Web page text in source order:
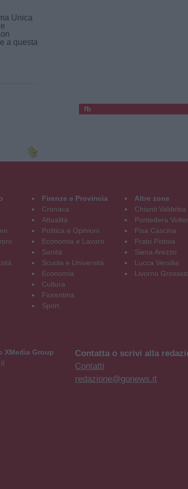
Unica
a questa
fb
Firenze e Provincia
Cronaca
Attualità
Politica e Opinioni
Economia e Lavoro
Sanità
Scuola e Università
Economia
Cultura
Fiorentina
Sport
Altre zone
Chianti Valdelsa
Pontedera
Pisa Cascina
Prato Pistoia
Siena Arezzo
Lucca Versilia
Livorno
XMedia Group
Contatta o scrivi alla
Contatti
redazione@gonews.it